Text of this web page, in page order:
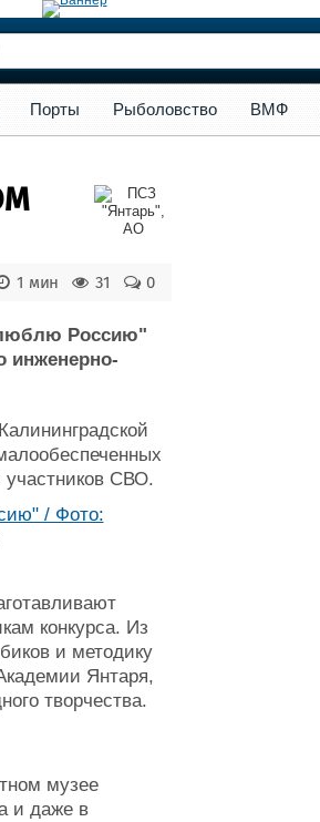
Порты Рыболовство ВМФ
0
31
1 мин
люблю Россию"
инженерно-
СВО.
конкурса. Из
и методику
Янтаря,
творчества.
музее
и даже в